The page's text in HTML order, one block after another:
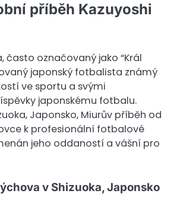
příběh Kazuyoshi
často označovaný jako “Král
japonský fotbalista známý
ve sportu a svými
japonskému fotbalu.
Japonsko, Miurův příběh od
k profesionální fotbalové
jeho oddaností a vášní pro
v Shizuoka, Japonsko